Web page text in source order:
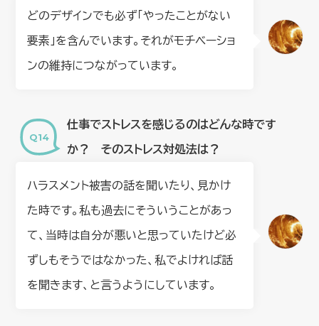
どのデザインでも必ず「やったことがない
要素」を含んでいます。それがモチベーショ
ンの維持につながっています。
仕事でストレスを感じるのはどんな時です
か？ そのストレス対処法は？
ハラスメント被害の話を聞いたり、見かけ
た時です。私も過去にそういうことがあっ
て、当時は自分が悪いと思っていたけど必
ずしもそうではなかった、私でよければ話
を聞きます、と言うようにしています。